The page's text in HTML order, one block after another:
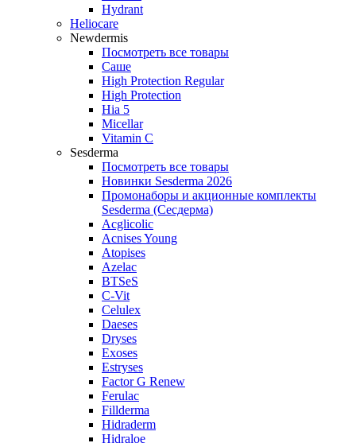
Hydrant
Heliocare
Newdermis
Посмотреть все товары
Саше
High Protection Regular
High Protection
Hia 5
Micellar
Vitamin C
Sesderma
Посмотреть все товары
Новинки Sesderma 2026
Промонаборы и акционные комплекты
Sesderma (Сесдерма)
Acglicolic
Acnises Young
Atopises
Azelac
BTSeS
C‑Vit
Celulex
Daeses
Dryses
Exoses
Estryses
Factor G Renew
Ferulac
Fillderma
Hidraderm
Hidraloe